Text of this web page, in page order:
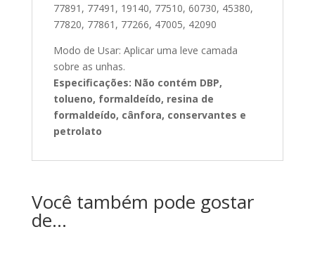
77891, 77491, 19140, 77510, 60730, 45380,
77820, 77861, 77266, 47005, 42090
Modo de Usar: Aplicar uma leve camada
sobre as unhas.
Especificações: Não contém DBP,
tolueno, formaldeído, resina de
formaldeído, cânfora, conservantes e
petrolato
Você também pode gostar
de…